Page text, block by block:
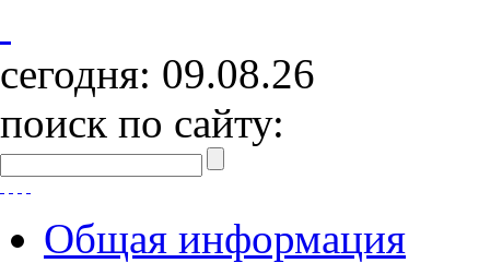
сегодня: 09.08.26
поиск по сайту:
Общая информация